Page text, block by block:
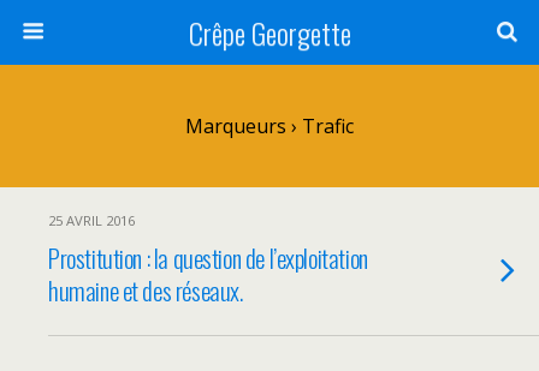
Crêpe Georgette
Marqueurs › Trafic
25 AVRIL 2016
Prostitution : la question de l’exploitation
humaine et des réseaux.